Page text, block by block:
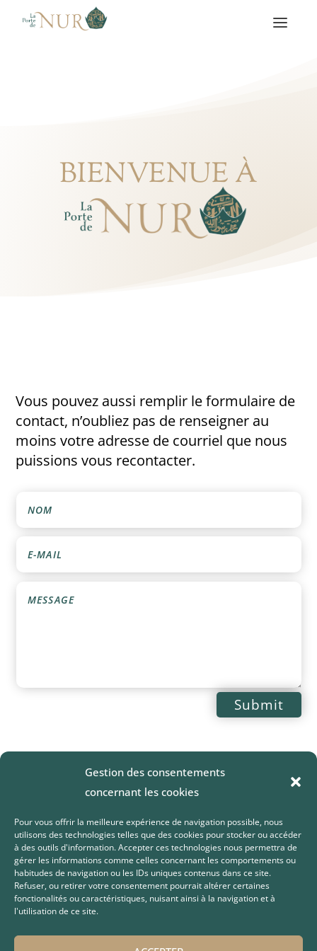
Gestion des consentements
concernant les cookies
Pour vous offrir la meilleure expérience de navigation possible, nous
utilisons des technologies telles que des cookies pour stocker ou accéder
à des outils d'information. Accepter ces technologies nous permettra de
gérer les informations comme celles concernant les comportements ou
habitudes de navigation ou les IDs uniques contenus dans ce site.
Refuser, ou retirer votre consentement pourrait altérer certaines
fonctionalités ou caractéristiques, nuisant ainsi à la navigation et à
l'utilisation de ce site.
BIENVENUE À
Vous pouvez aussi remplir le formulaire de
contact, n’oubliez pas de renseigner au
moins votre adresse de courriel que nous
puissions vous recontacter.
Submit